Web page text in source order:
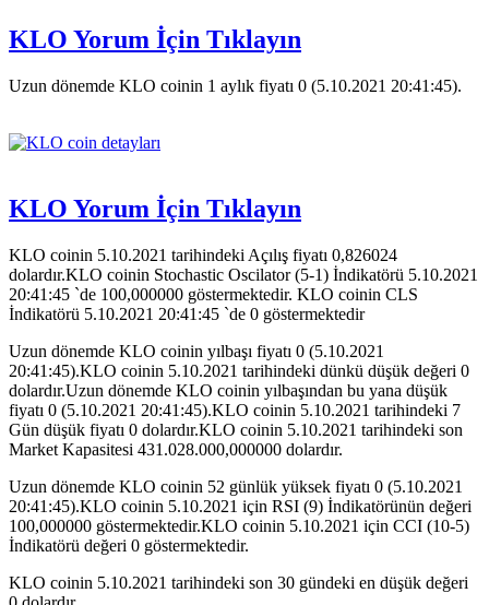
KLO Yorum İçin Tıklayın
Uzun dönemde KLO coinin 1 aylık fiyatı 0 (5.10.2021 20:41:45).
KLO Yorum İçin Tıklayın
KLO coinin 5.10.2021 tarihindeki Açılış fiyatı 0,826024
dolardır.KLO coinin Stochastic Oscilator (5-1) İndikatörü 5.10.2021
20:41:45 `de 100,000000 göstermektedir. KLO coinin CLS
İndikatörü 5.10.2021 20:41:45 `de 0 göstermektedir
Uzun dönemde KLO coinin yılbaşı fiyatı 0 (5.10.2021
20:41:45).KLO coinin 5.10.2021 tarihindeki dünkü düşük değeri 0
dolardır.Uzun dönemde KLO coinin yılbaşından bu yana düşük
fiyatı 0 (5.10.2021 20:41:45).KLO coinin 5.10.2021 tarihindeki 7
Gün düşük fiyatı 0 dolardır.KLO coinin 5.10.2021 tarihindeki son
Market Kapasitesi 431.028.000,000000 dolardır.
Uzun dönemde KLO coinin 52 günlük yüksek fiyatı 0 (5.10.2021
20:41:45).KLO coinin 5.10.2021 için RSI (9) İndikatörünün değeri
100,000000 göstermektedir.KLO coinin 5.10.2021 için CCI (10-5)
İndikatörü değeri 0 göstermektedir.
KLO coinin 5.10.2021 tarihindeki son 30 gündeki en düşük değeri